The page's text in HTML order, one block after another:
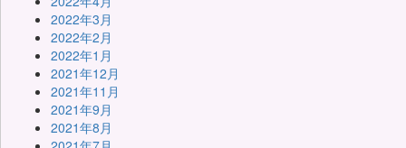
2022年3月
2022年2月
2022年1月
2021年12月
2021年11月
2021年9月
2021年8月